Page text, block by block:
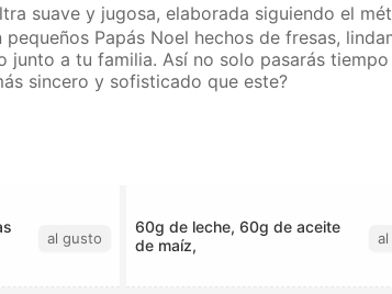
suave y jugosa, elaborada siguiendo el
Papás Noel hechos de fresas,
junto a tu familia. Así no solo pasarás tiempo
sincero y sofisticado que este?
al gusto
60g de leche, 60g de aceite
de maíz,